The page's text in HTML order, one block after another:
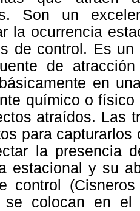
Son un
la ocurrencia
de control. Es
de
en
químico o
atraídos. Las
para
la presencia
estacional y su
control
se colocan en